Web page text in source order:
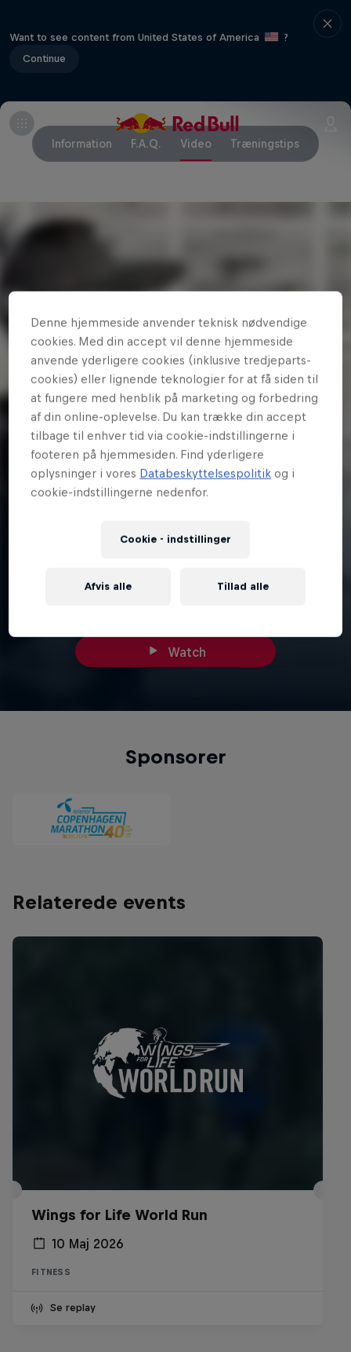
Want to see content from United States of America
?
Continue
Information F.A.Q. Video Træningstips
1 min
Træn op til Telenor Copenhagen Marathon med Camilla Pedersen,
Watch
Sponsorer
Relaterede events
Wings for Life World Run
10 Maj 2026
FITNESS
Se replay
Denne hjemmeside anvender teknisk nødvendige
cookies. Med din accept vil denne hjemmeside
anvende yderligere cookies (inklusive tredjeparts-
cookies) eller lignende teknologier for at få siden til
at fungere med henblik på marketing og forbedring
af din online-oplevelse. Du kan trække din accept
tilbage til enhver tid via cookie-indstillingerne i
footeren på hjemmesiden. Find yderligere
oplysninger i vores Databeskyttelsespolitik og i
cookie-indstillingerne nedenfor.
Cookie - indstillinger
Afvis alle Tillad alle